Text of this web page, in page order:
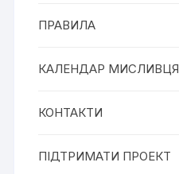
ПРАВИЛА
КАЛЕНДАР МИСЛИВЦЯ
КОНТАКТИ
ПІДТРИМАТИ ПРОЕКТ